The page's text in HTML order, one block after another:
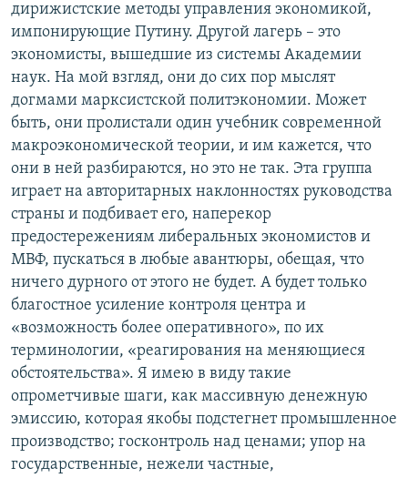
дирижистские методы управления экономикой,
импонирующие Путину. Другой лагерь – это
экономисты, вышедшие из системы Академии
наук. На мой взгляд, они до сих пор мыслят
догмами марксистской политэкономии. Может
быть, они пролистали один учебник современной
макроэкономической теории, и им кажется, что
они в ней разбираются, но это не так. Эта группа
играет на авторитарных наклонностях руководства
страны и подбивает его, наперекор
предостережениям либеральных экономистов и
МВФ, пускаться в любые авантюры, обещая, что
ничего дурного от этого не будет. А будет только
благостное усиление контроля центра и
«возможность более оперативного», по их
терминологии, «реагирования на меняющиеся
обстоятельства». Я имею в виду такие
опрометчивые шаги, как массивную денежную
эмиссию, которая якобы подстегнет промышленное
производство; госконтроль над ценами; упор на
государственные, нежели частные,